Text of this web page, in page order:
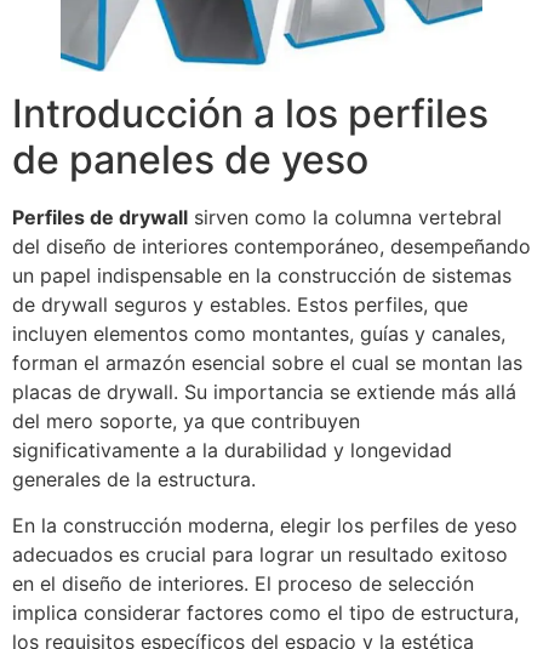
Introducción a los perfiles
de paneles de yeso
Perfiles de drywall sirven como la columna vertebral
del diseño de interiores contemporáneo, desempeñando
un papel indispensable en la construcción de sistemas
de drywall seguros y estables. Estos perfiles, que
incluyen elementos como montantes, guías y canales,
forman el armazón esencial sobre el cual se montan las
placas de drywall. Su importancia se extiende más allá
del mero soporte, ya que contribuyen
significativamente a la durabilidad y longevidad
generales de la estructura.
En la construcción moderna, elegir los perfiles de yeso
adecuados es crucial para lograr un resultado exitoso
en el diseño de interiores. El proceso de selección
implica considerar factores como el tipo de estructura,
los requisitos específicos del espacio y la estética